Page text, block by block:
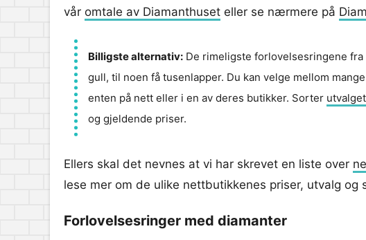
vår omtale av Diamanthuset eller se nærmere på
Billigste alternativ: De rimeligste forlovelsesringene
gull, til noen få tusenlapper. Du kan velge mellom
enten på nett eller i en av deres butikker. Sorter
og gjeldende priser.
Ellers skal det nevnes at vi har skrevet en liste over
lese mer om de ulike nettbutikkenes priser, utvalg og
Forlovelsesringer med diamanter